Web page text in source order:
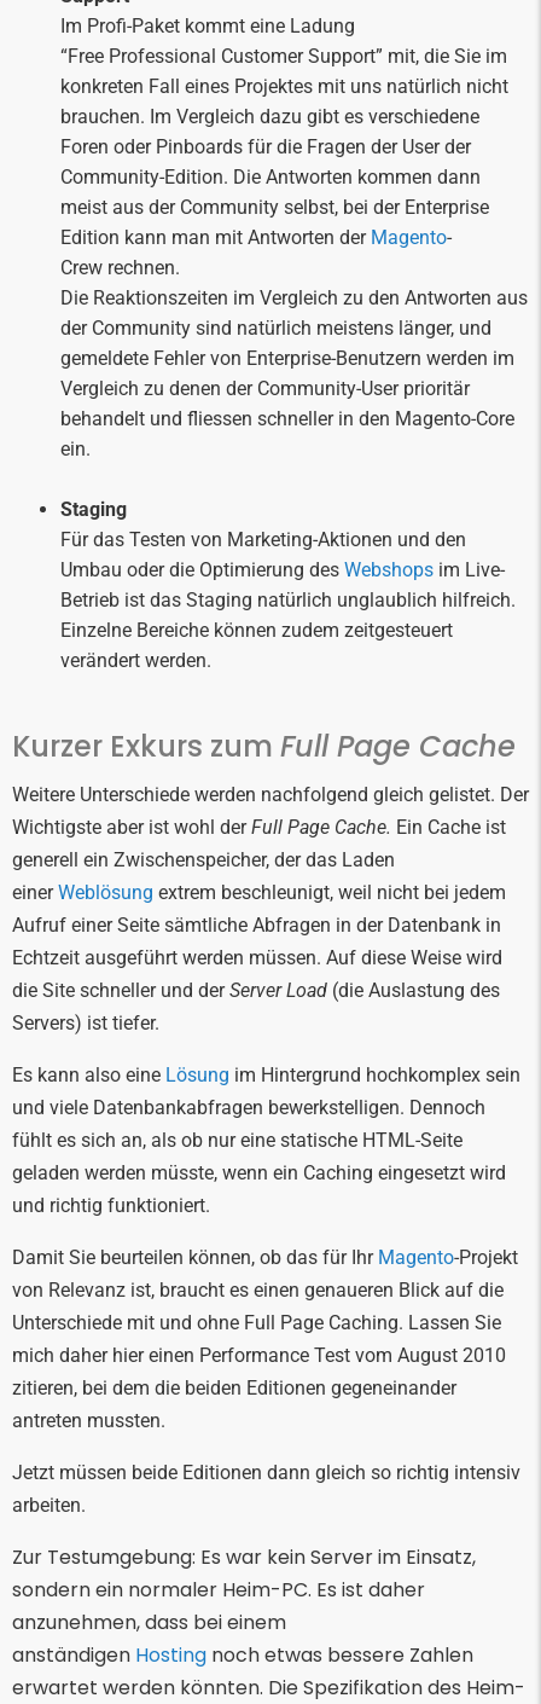
Im Profi-Paket kommt eine Ladung
“Free Professional Customer Support” mit, die Sie im
konkreten Fall eines Projektes mit uns natürlich nicht
brauchen. Im Vergleich dazu gibt es verschiedene
Foren oder Pinboards für die Fragen der User der
Community-Edition. Die Antworten kommen dann
meist aus der Community selbst, bei der Enterprise
Edition kann man mit Antworten der Magento-
Crew rechnen.
Die Reaktionszeiten im Vergleich zu den Antworten aus
der Community sind natürlich meistens länger, und
gemeldete Fehler von Enterprise-Benutzern werden im
Vergleich zu denen der Community-User prioritär
behandelt und fliessen schneller in den Magento-Core
ein.
Staging
Für das Testen von Marketing-Aktionen und den
Umbau oder die Optimierung des Webshops im Live-
Betrieb ist das Staging natürlich unglaublich hilfreich.
Einzelne Bereiche können zudem zeitgesteuert
verändert werden.
Kurzer Exkurs zum Full Page Cache
Weitere Unterschiede werden nachfolgend gleich gelistet. Der
Wichtigste aber ist wohl derFull Page Cache. Ein Cache ist
generell ein Zwischenspeicher, der das Laden
einerWeblösung extrem beschleunigt, weil nicht bei jedem
Aufruf einer Seite sämtliche Abfragen in der Datenbank in
Echtzeit ausgeführt werden müssen. Auf diese Weise wird
die Site schneller und derServer Load (die Auslastung des
Servers) ist tiefer.
Es kann also eine Lösung im Hintergrund hochkomplex sein
und viele Datenbankabfragen bewerkstelligen. Dennoch
fühlt es sich an, als ob nur eine statische HTML-Seite
geladen werden müsste, wenn ein Caching eingesetzt wird
und richtig funktioniert.
Damit Sie beurteilen können, ob das für Ihr Magento-Projekt
von Relevanz ist, braucht es einen genaueren Blick auf die
Unterschiede mit und ohne Full Page Caching. Lassen Sie
mich daher hier einen Performance Test vom August 2010
zitieren, bei dem die beiden Editionen gegeneinander
antreten mussten.
Jetzt müssen beide Editionen dann gleich so richtig intensiv
arbeiten.
Zur Testumgebung: Es war kein Server im Einsatz,
sondern ein normaler Heim-PC. Es ist daher
anzunehmen, dass bei einem
anständigen Hosting noch etwas bessere Zahlen
erwartet werden könnten. Die Spezifikation des Heim-